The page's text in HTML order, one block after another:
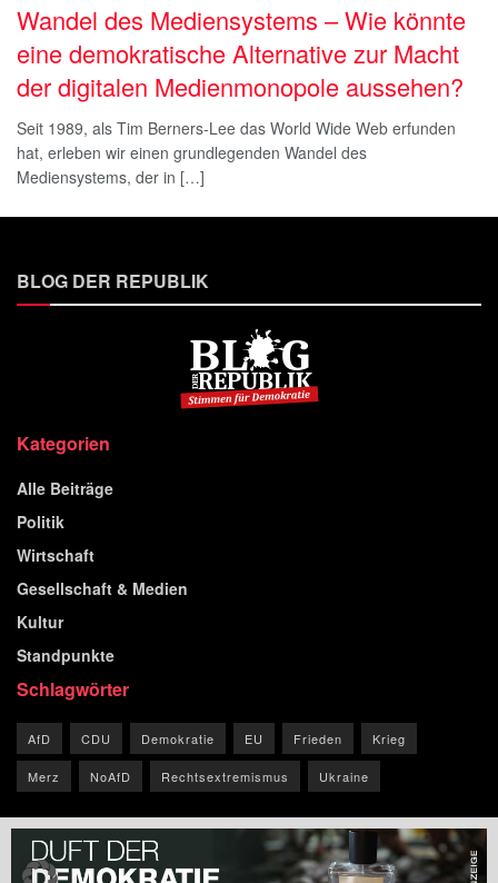
Wandel des Mediensystems – Wie könnte
eine demokratische Alternative zur Macht
der digitalen Medienmonopole aussehen?
Seit 1989, als Tim Berners-Lee das World Wide Web erfunden
hat, erleben wir einen grundlegenden Wandel des
Mediensystems, der in […]
BLOG DER REPUBLIK
Kategorien
Alle Beiträge
Politik
Wirtschaft
Gesellschaft & Medien
Kultur
Standpunkte
Schlagwörter
AfD CDU Demokratie EU Frieden Krieg
Merz NoAfD Rechtsextremismus Ukraine
© 2026 Blog der Republik.